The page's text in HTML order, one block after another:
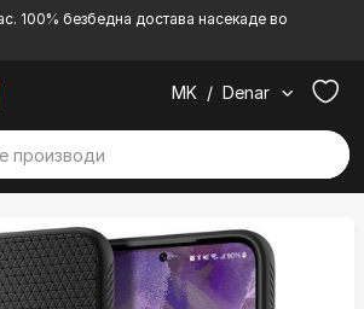
100% безбедна достава насекаде во
MK / Denar